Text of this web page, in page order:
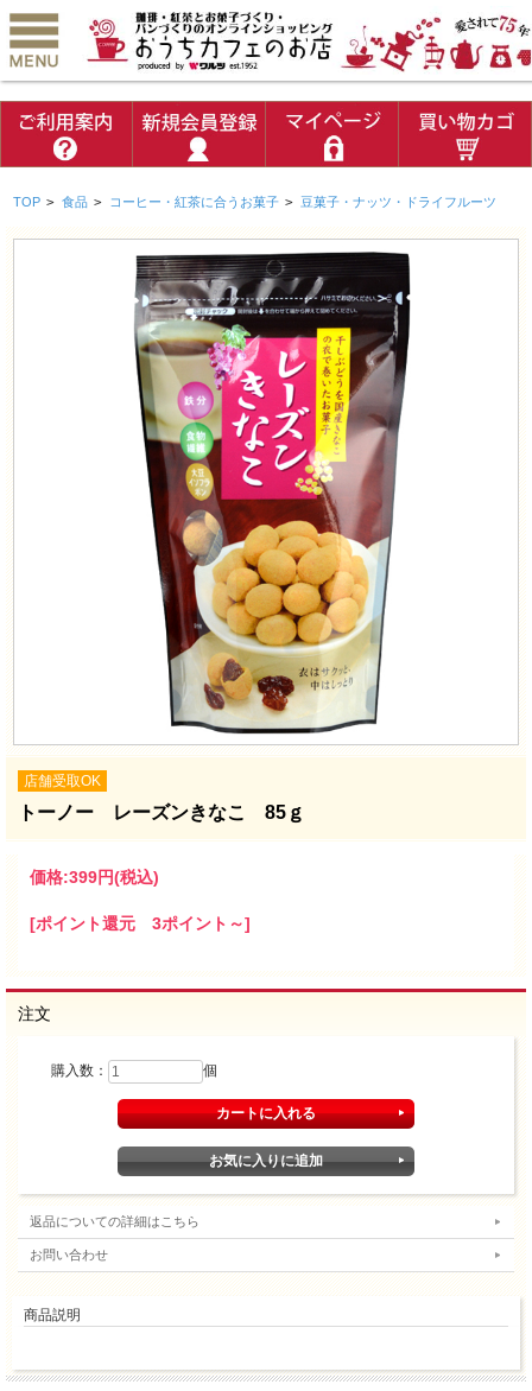
TOP > 食品 > コーヒー・紅茶に合うお菓子 > 豆菓子・ナッツ・ドライフルーツ
店舗受取OK
トーノー レーズンきなこ 85ｇ
価格:399円(税込)
[ポイント還元 3ポイント～]
注文
購入数： 個
返品についての詳細はこちら
お問い合わせ
商品説明